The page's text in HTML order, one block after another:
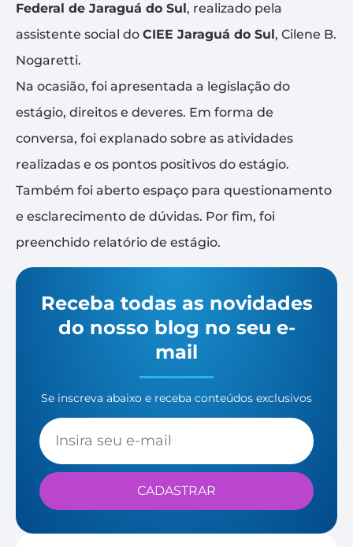
Federal de Jaraguá do Sul, realizado pela
assistente social do CIEE Jaraguá do Sul, Cilene B.
Nogaretti.
Na ocasião, foi apresentada a legislação do
estágio, direitos e deveres. Em forma de
conversa, foi explanado sobre as atividades
realizadas e os pontos positivos do estágio.
Também foi aberto espaço para questionamento
e esclarecimento de dúvidas. Por fim, foi
preenchido relatório de estágio.
Receba todas as novidades
do nosso blog no seu e-
mail
Se inscreva abaixo e receba conteúdos exclusivos
CADASTRAR